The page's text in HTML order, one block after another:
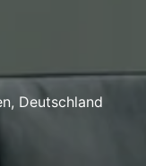
, Deutschland